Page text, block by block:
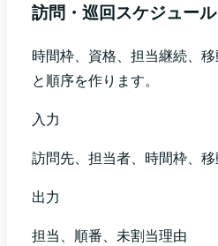
訪問・巡回スケジュール
時間枠、資格、担当継続、
と順序を作ります。
入力
訪問先、担当者、時間枠、移
出力
担当、順番、未割当理由